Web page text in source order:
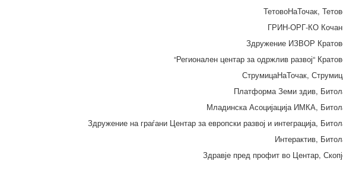
ТетовоНаТочак,
ГРИН-ОРГ-КО
Здружение ИЗВОР
“Регионален центар за одржлив развој“
СтрумицаНаТочак,
Платформа Земи здив,
Младинска Асоцијација ИМКА,
Здружение на граѓани Центар за европски развој и интеграција,
Интерактив,
Здравје пред профит во Центар,